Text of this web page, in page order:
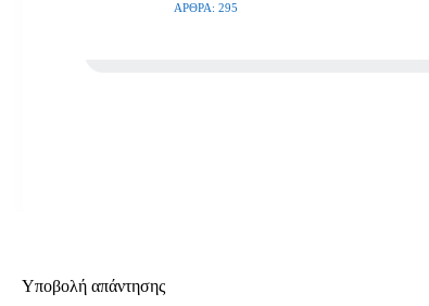
ΆΡΘΡΑ: 295
Υποβολή απάντησης